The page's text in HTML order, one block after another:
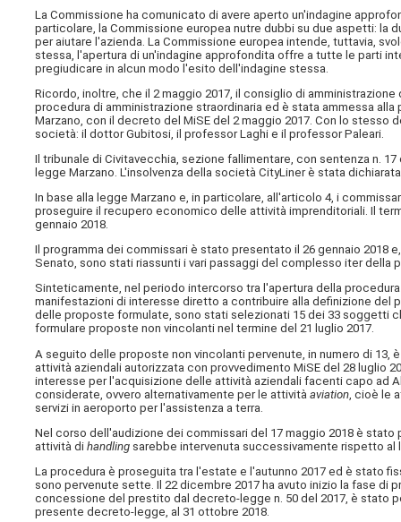
La Commissione ha comunicato di avere aperto un'indagine
particolare, la Commissione europea nutre dubbi su due aspetti:
per aiutare l'azienda. La Commissione europea intende, tuttavia,
stessa, l'apertura di un'indagine approfondita offre a tutte le parti
pregiudicare in alcun modo l'esito dell'indagine stessa.
Ricordo, inoltre, che il 2 maggio 2017, il consiglio di
procedura di amministrazione straordinaria ed è stata ammessa
Marzano, con il decreto del MiSE del 2 maggio 2017. Con lo
società: il dottor Gubitosi, il professor Laghi e il professor Paleari.
Il tribunale di Civitavecchia, sezione fallimentare, con sentenza n.
legge Marzano. L'insolvenza della società CityLiner è stata
In base alla legge Marzano e, in particolare, all'articolo 4, i
proseguire il recupero economico delle attività imprenditoriali. Il
gennaio 2018.
Il programma dei commissari è stato presentato il 26 gennaio 2018
Senato, sono stati riassunti i vari passaggi del complesso iter della
Sinteticamente, nel periodo intercorso tra l'apertura della
manifestazioni di interesse diretto a contribuire alla definizione del
delle proposte formulate, sono stati selezionati 15 dei 33 soggetti
formulare proposte non vincolanti nel termine del 21 luglio 2017.
A seguito delle proposte non vincolanti pervenute, in numero di
attività aziendali autorizzata con provvedimento MiSE del 28 luglio
interesse per l'acquisizione delle attività aziendali facenti capo ad
considerate, ovvero alternativamente per le attivitàaviation , cioè le
servizi in aeroporto per l'assistenza a terra.
Nel corso dell'audizione dei commissari del 17 maggio 2018 è
attività dihandling sarebbe intervenuta successivamente rispetto
La procedura è proseguita tra l'estate e l'autunno 2017 ed è stato
sono pervenute sette. Il 22 dicembre 2017 ha avuto inizio la fase di
concessione del prestito dal decreto-legge n. 50 del 2017, è stato
presente decreto-legge, al 31 ottobre 2018.